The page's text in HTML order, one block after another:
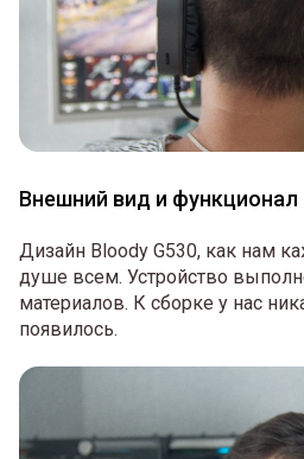
Внешний вид и функционал
Дизайн Bloody G530, как нам
душе всем. Устройство
материалов. К сборке у нас
появилось.